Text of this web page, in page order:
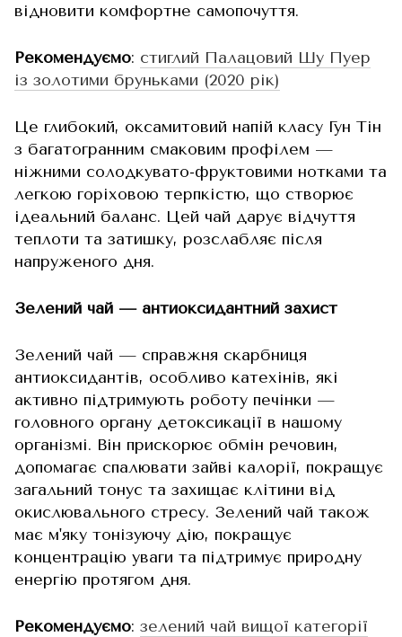
відновити комфортне самопочуття.
Рекомендуємо: стиглий Палацовий Шу Пуер
із золотими бруньками (2020 рік)
Це глибокий, оксамитовий напій класу Гун Тін
з багатогранним смаковим профілем —
ніжними солодкувато-фруктовими нотками та
легкою горіховою терпкістю, що створює
ідеальний баланс. Цей чай дарує відчуття
теплоти та затишку, розслабляє після
напруженого дня.
Зелений чай — антиоксидантний захист
Зелений чай — справжня скарбниця
антиоксидантів, особливо катехінів, які
активно підтримують роботу печінки —
головного органу детоксикації в нашому
організмі. Він прискорює обмін речовин,
допомагає спалювати зайві калорії, покращує
загальний тонус та захищає клітини від
окислювального стресу. Зелений чай також
має м'яку тонізуючу дію, покращує
концентрацію уваги та підтримує природну
енергію протягом дня.
Рекомендуємо: зелений чай вищої категорії